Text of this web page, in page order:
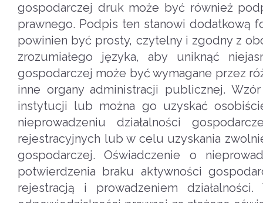
gospodarczej druk może być również
prawnego. Podpis ten stanowi dodatkową
powinien być prosty, czytelny i zgodny z
zrozumiałego języka, aby uniknąć
gospodarczej może być wymagane przez
inne organy administracji publicznej.
instytucji lub można go uzyskać
nieprowadzeniu działalności
rejestracyjnych lub w celu uzyskania
gospodarczej. Oświadczenie o
potwierdzenia braku aktywności
rejestracją i prowadzeniem